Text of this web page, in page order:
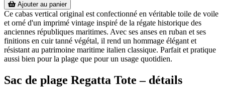
Ajouter au panier
Ce cabas vertical original est confectionné en véritable toile de voile
et orné d'un imprimé vintage inspiré de la régate historique des
anciennes républiques maritimes. Avec ses anses en ruban et ses
finitions en cuir tanné végétal, il rend un hommage élégant et
résistant au patrimoine maritime italien classique. Parfait et pratique
aussi bien pour la plage que pour un usage quotidien.
Sac de plage Regatta Tote – détails